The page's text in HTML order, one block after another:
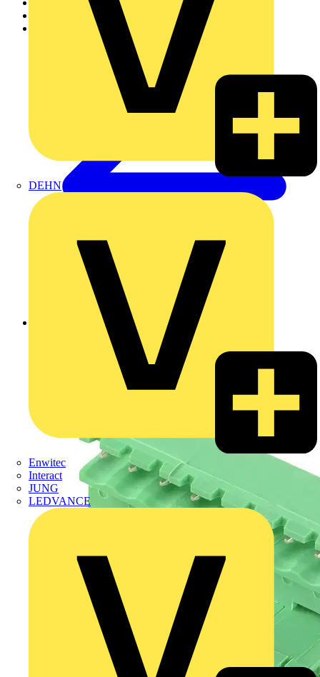
DEHN
Enwitec
Interact
JUNG
LEDVANCE
Zurück zu Produkte